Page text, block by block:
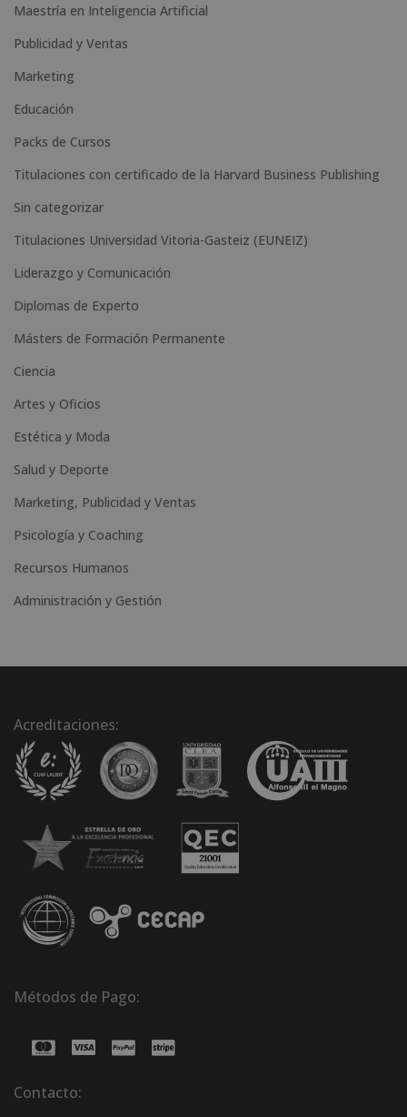
r
n
i
v
e
Maestría en Inteligencia Artificial
Publicidad y Ventas
Marketing
Educación
Packs de Cursos
Titulaciones con certificado de la Harvard Business Publishing
Sin categorizar
Titulaciones Universidad Vitoria-Gasteiz (EUNEIZ)
Liderazgo y Comunicación
Diplomas de Experto
Másters de Formación Permanente
Ciencia
Artes y Oficios
Estética y Moda
Salud y Deporte
Marketing, Publicidad y Ventas
Psicología y Coaching
Recursos Humanos
Administración y Gestión
Acreditaciones:
Métodos de Pago:
Contacto: